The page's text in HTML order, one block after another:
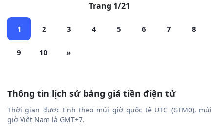
Trang 1/21
1 2 3 4 5 6 7 8
9 10 »
Thông tin lịch sử bảng giá tiền điện tử
Thời gian được tính theo múi giờ quốc tế UTC (GTM0), múi
giờ Việt Nam là GMT+7.